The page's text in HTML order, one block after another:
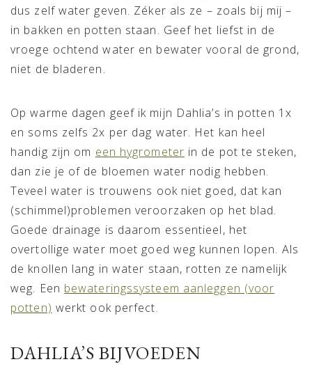
dus zelf water geven. Zéker als ze – zoals bij mij –
in bakken en potten staan. Geef het liefst in de
vroege ochtend water en bewater vooral de grond,
niet de bladeren.
Op warme dagen geef ik mijn Dahlia’s in potten 1x
en soms zelfs 2x per dag water. Het kan heel
handig zijn om een hygrometer in de pot te steken,
dan zie je of de bloemen water nodig hebben.
Teveel water is trouwens ook niet goed, dat kan
(schimmel)problemen veroorzaken op het blad.
Goede drainage is daarom essentieel, het
overtollige water moet goed weg kunnen lopen. Als
de knollen lang in water staan, rotten ze namelijk
weg. Een bewateringssysteem aanleggen (voor
potten) werkt ook perfect.
DAHLIA’S BIJVOEDEN